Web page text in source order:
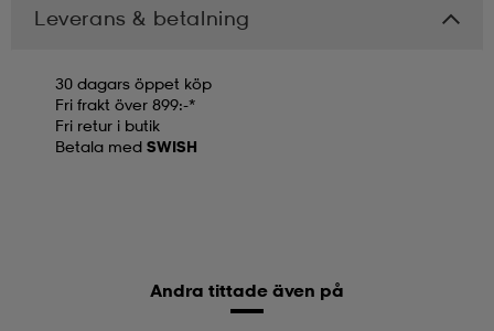
Leverans & betalning
30 dagars öppet köp
Fri frakt över 899:-*
Fri retur i butik
Betala med SWISH
Andra tittade även på